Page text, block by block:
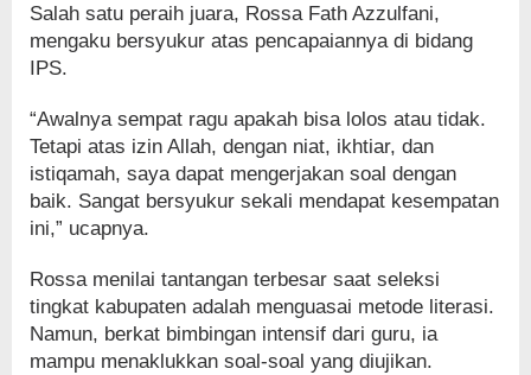
Salah satu peraih juara, Rossa Fath Azzulfani,
mengaku bersyukur atas pencapaiannya di bidang
IPS.
“Awalnya sempat ragu apakah bisa lolos atau tidak.
Tetapi atas izin Allah, dengan niat, ikhtiar, dan
istiqamah, saya dapat mengerjakan soal dengan
baik. Sangat bersyukur sekali mendapat kesempatan
ini,” ucapnya.
Rossa menilai tantangan terbesar saat seleksi
tingkat kabupaten adalah menguasai metode literasi.
Namun, berkat bimbingan intensif dari guru, ia
mampu menaklukkan soal-soal yang diujikan.